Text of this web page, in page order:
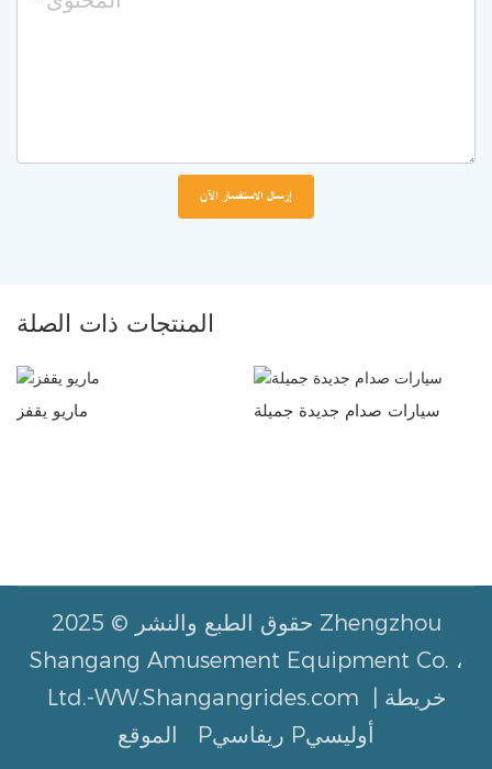
إرسال الاستفسار الآن
المنتجات ذات الصلة
ماريو يقفز سيارات صدام جديدة جميلة
حقوق الطبع والنشر © 2025 Zhengzhou
Shangang Amusement Equipment Co. ،
Ltd.-WW.Shangangrides.com | خريطة
Pريفاسي Pأوليسي